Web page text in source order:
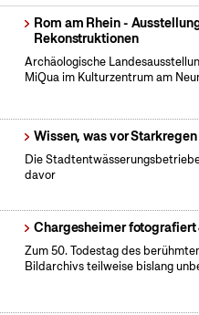
Rom am Rhein -
Rekonstruktionen
Archäologische
MiQua im Kulturzentrum am
Wissen, was vor
Die
davor
Chargesheimer
Zum 50. Todestag des
Bildarchivs teilweise bislang